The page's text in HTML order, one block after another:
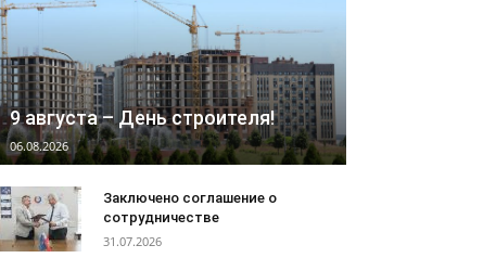
9 августа – День строителя!
06.08.2026
Заключено соглашение о
сотрудничестве
31.07.2026